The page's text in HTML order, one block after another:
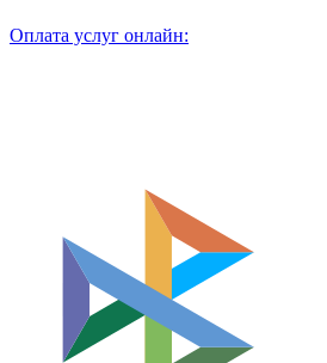
Оплата услуг онлайн: